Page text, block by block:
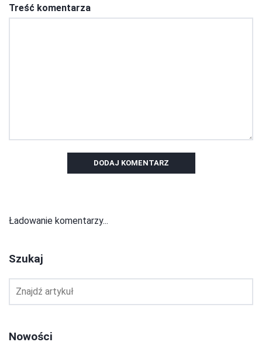
Treść komentarza
DODAJ KOMENTARZ
Ładowanie komentarzy...
Szukaj
Nowości